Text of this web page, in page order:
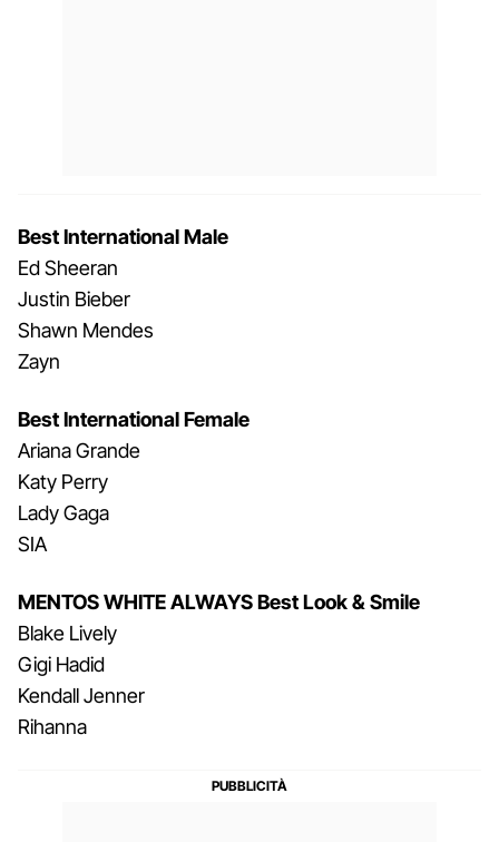
Best International Male
Ed Sheeran
Justin Bieber
Shawn Mendes
Zayn
Best International Female
Ariana Grande
Katy Perry
Lady Gaga
SIA
MENTOS WHITE ALWAYS Best Look & Smile
Blake Lively
Gigi Hadid
Kendall Jenner
Rihanna